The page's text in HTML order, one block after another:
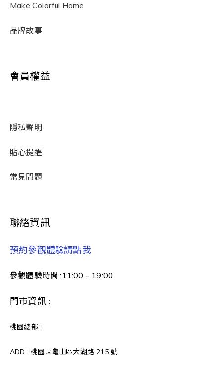
Make Colorful Home
品牌故事
會員權益
隱私聲明
貼心提醒
常見問題
聯絡資訊
預約參觀體驗請點我
參觀體驗時間 :11:00 - 19:00
門市資訊 :
桃園總部 :
ADD : 桃園區龜山區大湖路 215 號